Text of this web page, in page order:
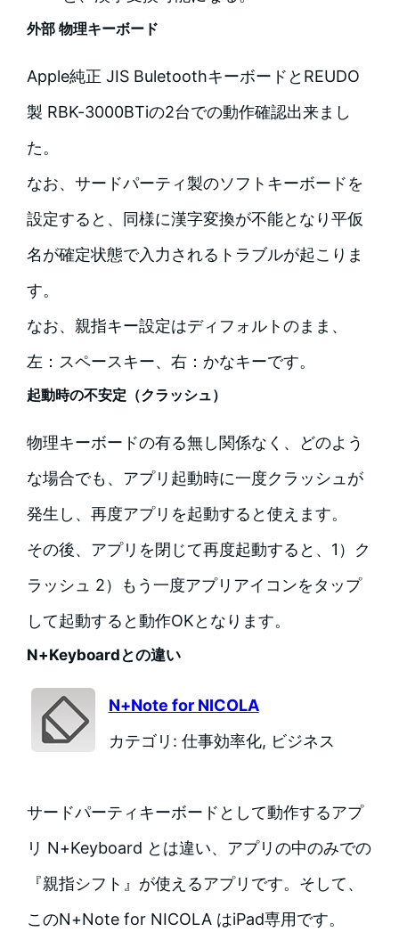
外部 物理キーボード
Apple純正 JIS BuletoothキーボードとREUDO
製 RBK-3000BTiの2台での動作確認出来まし
た。
なお、サードパーティ製のソフトキーボードを
設定すると、同様に漢字変換が不能となり平仮
名が確定状態で入力されるトラブルが起こりま
す。
なお、親指キー設定はディフォルトのまま、
左：スペースキー、右：かなキーです。
起動時の不安定（クラッシュ）
物理キーボードの有る無し関係なく、どのよう
な場合でも、アプリ起動時に一度クラッシュが
発生し、再度アプリを起動すると使えます。
その後、アプリを閉じて再度起動すると、1）ク
ラッシュ 2）もう一度アプリアイコンをタップ
して起動すると動作OKとなります。
N+Keyboardとの違い
N+Note for NICOLA
カテゴリ: 仕事効率化, ビジネス
サードパーティキーボードとして動作するアプ
リ N+Keyboard とは違い、アプリの中のみでの
『親指シフト』が使えるアプリです。そして、
このN+Note for NICOLA はiPad専用です。